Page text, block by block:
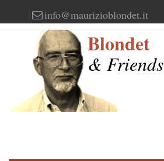
to
info@maurizioblondet.it
Blondet
& Friends